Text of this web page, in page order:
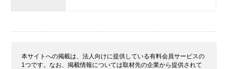
本サイトへの掲載は、法人向けに提供している有料会員サービスの
1つです。なお、掲載情報については取材先の企業から提供されて